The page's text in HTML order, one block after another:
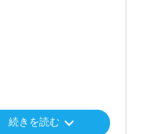
続きを読む keyboard_arrow_down